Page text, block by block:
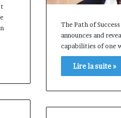
The Path of
announces and
capabilities of one
Lire la suite »